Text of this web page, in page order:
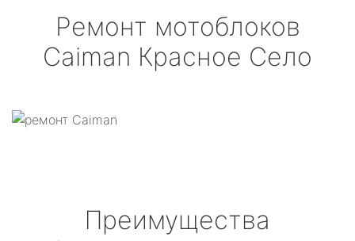
Ремонт мотоблоков
Caiman Красное Село
Преимущества